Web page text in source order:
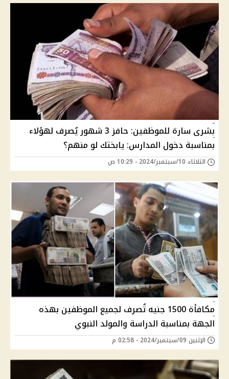
بشرى سارة للموظفين: حافز 3 شهور يُصرف لهؤلاء
بمناسبة دخول المدارس: يابختك لو منهم؟
الثلاثاء 10/سبتمبر/2024 - 10:29 ص
مكافأة 1500 جنيه تُصرف لجميع الموظفين بهذه
الجهة بمناسبة الدراسة والمولد النبوي
الإثنين 09/سبتمبر/2024 - 02:58 م